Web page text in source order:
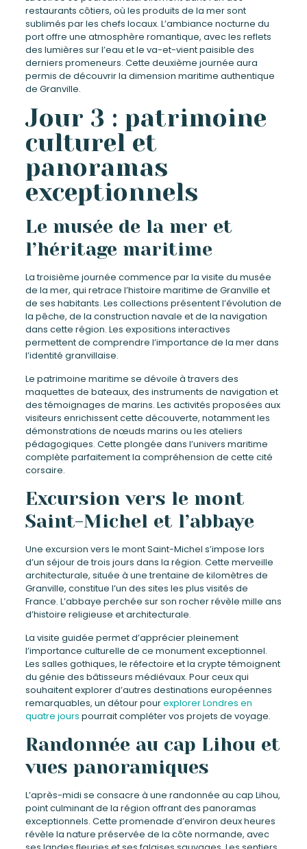
restaurants côtiers, où les produits de la mer sont
sublimés par les chefs locaux. L’ambiance nocturne du
port offre une atmosphère romantique, avec les reflets
des lumières sur l’eau et le va-et-vient paisible des
derniers promeneurs. Cette deuxième journée aura
permis de découvrir la dimension maritime authentique
de Granville.
Jour 3 : patrimoine
culturel et
panoramas
exceptionnels
Le musée de la mer et
l’héritage maritime
La troisième journée commence par la visite du musée
de la mer, qui retrace l’histoire maritime de Granville et
de ses habitants. Les collections présentent l’évolution de
la pêche, de la construction navale et de la navigation
dans cette région. Les expositions interactives
permettent de comprendre l’importance de la mer dans
l’identité granvillaise.
Le patrimoine maritime se dévoile à travers des
maquettes de bateaux, des instruments de navigation et
des témoignages de marins. Les activités proposées aux
visiteurs enrichissent cette découverte, notamment les
démonstrations de nœuds marins ou les ateliers
pédagogiques. Cette plongée dans l’univers maritime
complète parfaitement la compréhension de cette cité
corsaire.
Excursion vers le mont
Saint-Michel et l’abbaye
Une excursion vers le mont Saint-Michel s’impose lors
d’un séjour de trois jours dans la région. Cette merveille
architecturale, située à une trentaine de kilomètres de
Granville, constitue l’un des sites les plus visités de
France. L’abbaye perchée sur son rocher révèle mille ans
d’histoire religieuse et architecturale.
La visite guidée permet d’apprécier pleinement
l’importance culturelle de ce monument exceptionnel.
Les salles gothiques, le réfectoire et la crypte témoignent
du génie des bâtisseurs médiévaux. Pour ceux qui
souhaitent explorer d’autres destinations européennes
remarquables, un détour pourexplorer Londres en
quatre jours pourrait compléter vos projets de voyage.
Randonnée au cap Lihou et
vues panoramiques
L’après-midi se consacre à une randonnée au cap Lihou,
point culminant de la région offrant des panoramas
exceptionnels. Cette promenade d’environ deux heures
révèle la nature préservée de la côte normande, avec